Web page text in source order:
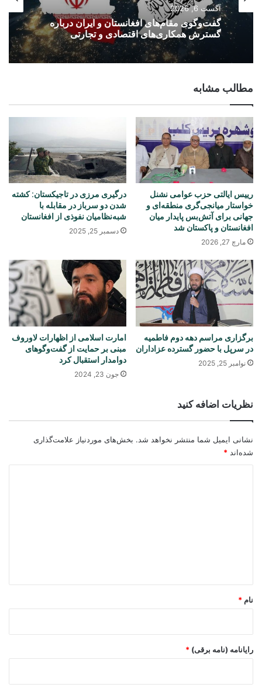
آگست 6, 2026
گفت‌وگوی مقام‌های افغانستان و ایران درباره
گسترش همکاری‌های اقتصادی و تجارتی
مطالب مشابه
رییس ایالتی حزب عوامی نشنل
خواستار میانجی‌گری منطقه‌ای و
جهانی برای آتش‌بس پایدار میان
افغانستان و پاکستان شد
مارچ 27, 2026
درگیری مرزی در تاجیکستان: کشته
شدن دو سرباز در مقابله با
شبه‌نظامیان نفوذی از افغانستان
دسمبر 25, 2025
برگزاری مراسم دهه دوم فاطمیه
در سرپل با حضور گسترده عزاداران
نوامبر 25, 2025
امارت اسلامی از اظهارات لاوروف
مبنی بر حمایت از گفت‌وگوهای
دوامدار استقبال کرد
جون 23, 2024
نظریات اضافه کنید
نشانی ایمیل شما منتشر نخواهد شد. بخش‌های موردنیاز علامت‌گذاری
شده‌اند *
نام *
رایانامه (نامه برقی) *